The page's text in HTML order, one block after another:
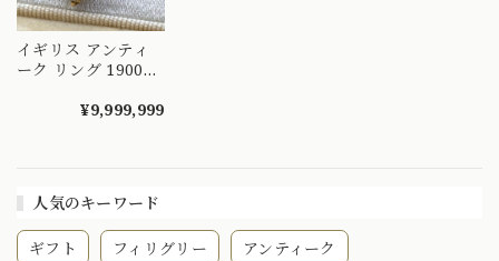
人気のキーワード
ギフト フィリグリー アンティーク
イギリス アンティ
ーク リング 1900年
ル ダイヤモンド 神
¥9,999,999